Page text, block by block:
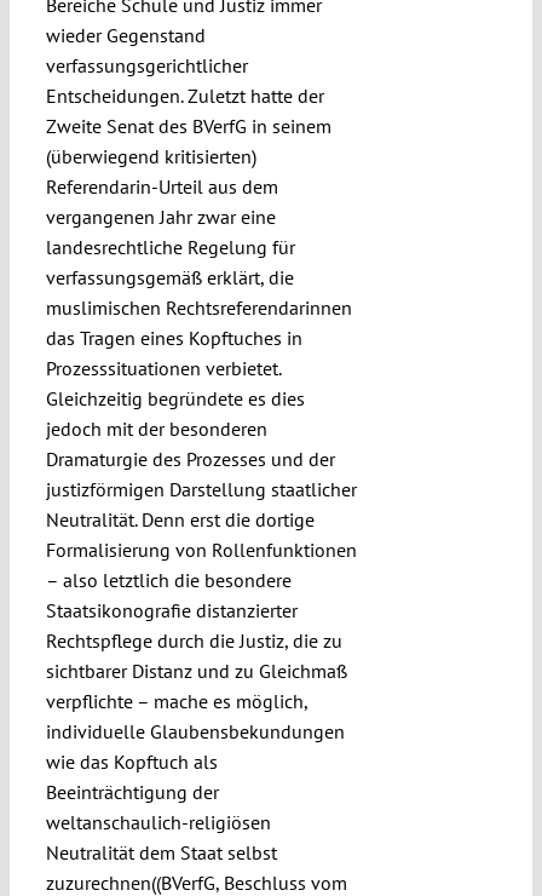
wieder Gegenstand
verfassungsgerichtlicher
Entscheidungen. Zuletzt hatte der
Zweite Senat des BVerfG in seinem
(überwiegend kritisierten)
Referendarin-Urteil aus dem
vergangenen Jahr zwar eine
landesrechtliche Regelung für
verfassungsgemäß erklärt, die
muslimischen Rechtsreferendarinnen
das Tragen eines Kopftuches in
Prozesssituationen verbietet.
Gleichzeitig begründete es dies
jedoch mit der besonderen
Dramaturgie des Prozesses und der
justizförmigen Darstellung staatlicher
Neutralität. Denn erst die dortige
Formalisierung von Rollenfunktionen
– also letztlich die besondere
Staatsikonografie distanzierter
Rechtspflege durch die Justiz, die zu
sichtbarer Distanz und zu Gleichmaß
verpflichte – mache es möglich,
individuelle Glaubensbekundungen
wie das Kopftuch als
Beeinträchtigung der
weltanschaulich-religiösen
Neutralität dem Staat selbst
zuzurechnen((BVerfG, Beschluss vom